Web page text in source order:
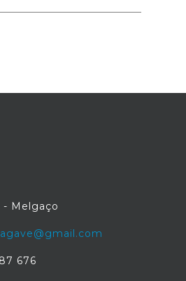
- Melgaço
676